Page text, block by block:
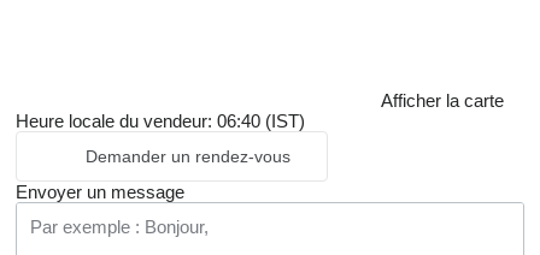
Afficher la carte
Heure locale du vendeur: 06:40 (IST)
Demander un rendez-vous
Envoyer un message